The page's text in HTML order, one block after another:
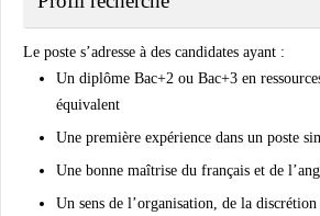
Le poste s’adresse à des candidates ayant :
Un diplôme Bac+2 ou Bac+3 en
équivalent
Une première expérience dans un poste
Une bonne maîtrise du français et de
Un sens de l’organisation, de la